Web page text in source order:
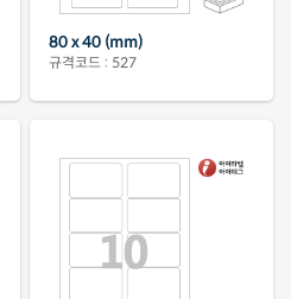
80 x 40 (mm)
규격코드 : 527